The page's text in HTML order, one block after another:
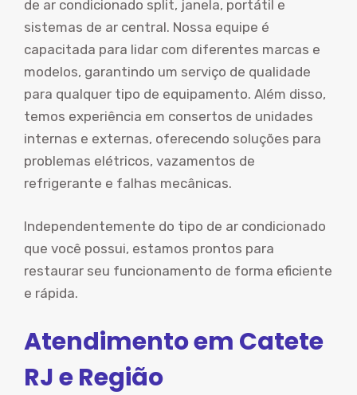
de ar condicionado split, janela, portátil e
sistemas de ar central. Nossa equipe é
capacitada para lidar com diferentes marcas e
modelos, garantindo um serviço de qualidade
para qualquer tipo de equipamento. Além disso,
temos experiência em consertos de unidades
internas e externas, oferecendo soluções para
problemas elétricos, vazamentos de
refrigerante e falhas mecânicas.
Independentemente do tipo de ar condicionado
que você possui, estamos prontos para
restaurar seu funcionamento de forma eficiente
e rápida.
Atendimento em Catete
RJ e Região